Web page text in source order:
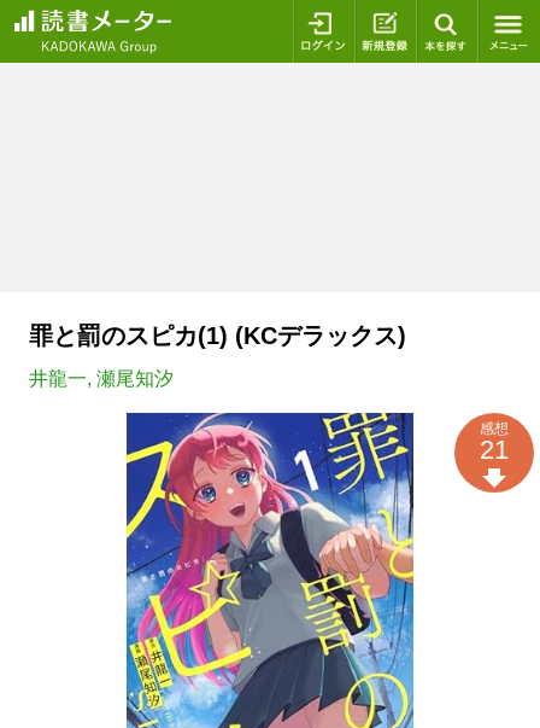
ログイン 新規登録
罪と罰のスピカ(1) (KCデラックス)
井龍一, 瀬尾知汐
感想
21